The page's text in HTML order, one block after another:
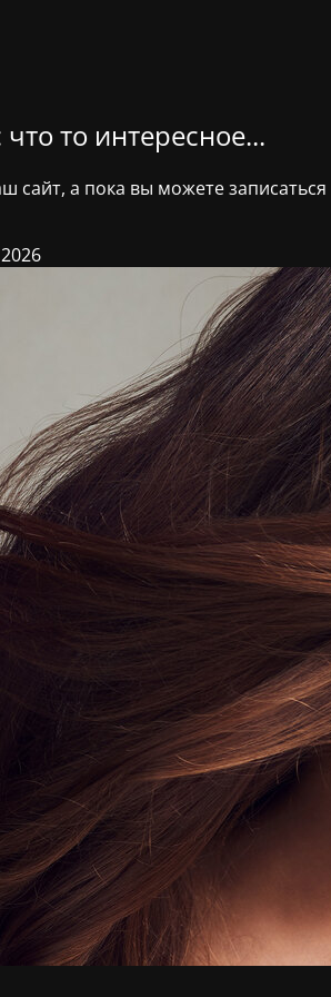
то интересное...
а пока вы можете записаться